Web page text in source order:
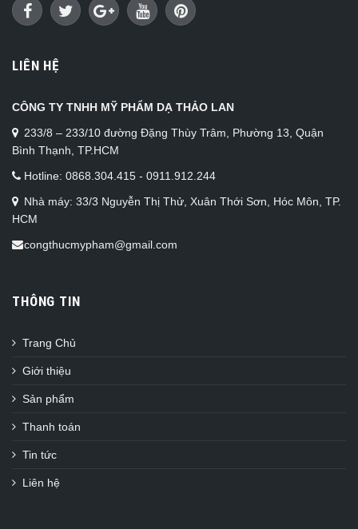
LIÊN HỆ
CÔNG TY TNHH MỸ PHẨM DẠ THẢO LAN
233/8 – 233/10 đường Đặng Thùy Trâm, Phường 13, Quận
Bình Thạnh, TP.HCM
Hotline: 0868.304.415 - 0911.912.244
Nhà máy: 33/3 Nguyễn Thị Thử, Xuân Thới Sơn, Hóc Môn, TP.
HCM
congthucmypham@gmail.com
THÔNG TIN
Trang Chủ
Giới thiệu
Sản phẩm
Thanh toán
Tin tức
Liên hệ